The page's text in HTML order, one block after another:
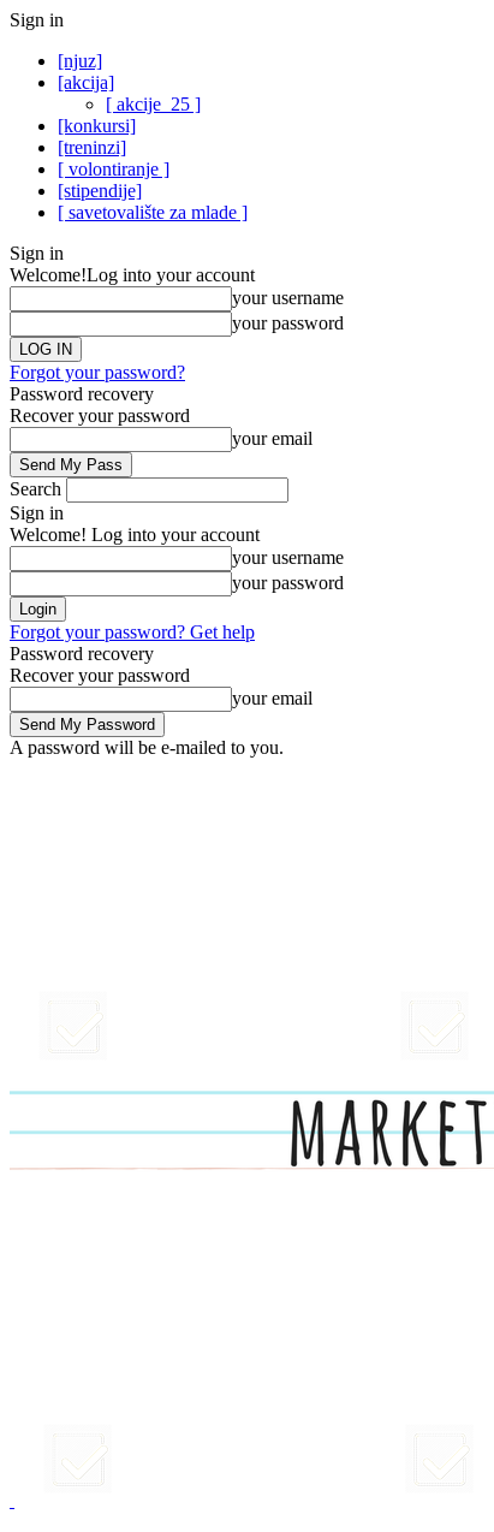
Sign in
[njuz]
[akcija]
[ akcije_25 ]
[konkursi]
[treninzi]
[ volontiranje ]
[stipendije]
[ savetovalište za mlade ]
Sign in
Welcome!Log into your account
your username
your password
Forgot your password?
Password recovery
Recover your password
your email
Search
Sign in
Welcome! Log into your account
your username
your password
Forgot your password? Get help
Password recovery
Recover your password
your email
A password will be e-mailed to you.